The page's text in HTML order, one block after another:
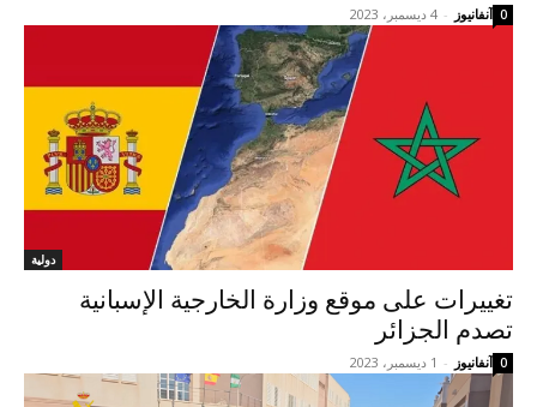
آنفانيوز - 4 ديسمبر، 2023 0
دولية
تغييرات على موقع وزارة الخارجية الإسبانية
تصدم الجزائر
آنفانيوز - 1 ديسمبر، 2023 0